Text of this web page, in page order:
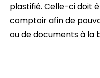
plastifié. Celle-ci doit
comptoir afin de
ou de documents à la